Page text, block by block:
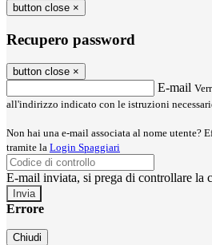
button close ×
Recupero password
button close ×
E-mail
all'indirizzo indicato con le istruzioni
Non hai una e-mail associata al nome utente?
tramite la Login Spaggiari
E-mail inviata, si prega di controllare la
Errore
Chiudi